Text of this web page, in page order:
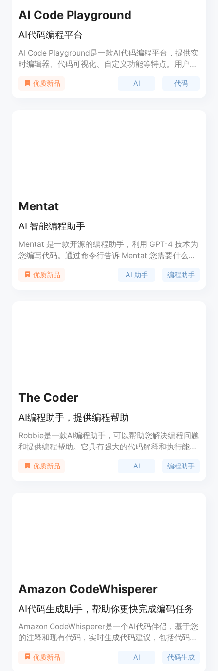
AI Code Playground
AI代码编程平台
AI Code Playground是一款AI代码编程平台，提供实
时编辑器、代码可视化、自定义功能等特点。用户可
库和教程，帮助用户提高编程技能。定价根据使用情
优质新品 AI 代码
Mentat
AI 智能编程助手
Mentat 是一款开源的编程助手，利用 GPT-4 技术为
您编写代码。通过命令行告诉 Mentat 您需要什么，
Mentat 可以自动理解现有代码的上下文，并在多个
优质新品 AI 助手 编程助手
The Coder
AI编程助手，提供编程帮助
Robbie是一款AI编程助手，可以帮助您解决编程问题
和提供编程帮助。它具有强大的代码解释和执行能
馈。Robbie还提供了丰富的编程教程和示例代码，
优质新品 AI 编程助手
Amazon CodeWhisperer
AI代码生成助手，帮助你更快完成编码任务
Amazon CodeWhisperer是一个AI代码伴侣，基于您
的注释和现有代码，实时生成代码建议，包括代码片
加速使用陌生API构建应用程序。CodeWhisperer训
优质新品 AI 代码生成